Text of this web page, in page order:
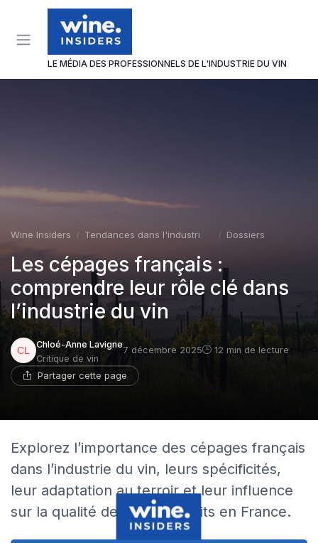
LE MÉDIA DES PROFESSIONNELS DE L'INDUSTRIE DU VIN
Wine Insiders Tendances dans l'industrie du vin Dossiers
Les cépages français :
comprendre leur rôle clé dans
l’industrie du vin
Chloé-Anne Lavigne
Critique de vin
7 décembre 2025 12 min de lecture
Partager cette page
Explorez l’importance des cépages français
dans l’industrie du vin, leurs spécificités,
leur adaptation au terroir et leur influence
sur la qualité des vins produits en France.
Panneau de gestion des cookies